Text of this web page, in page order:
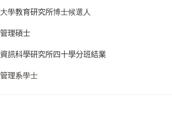
學教育研究所博士候選人
理碩士
訊科學研究所四十學分班結業
理系學士